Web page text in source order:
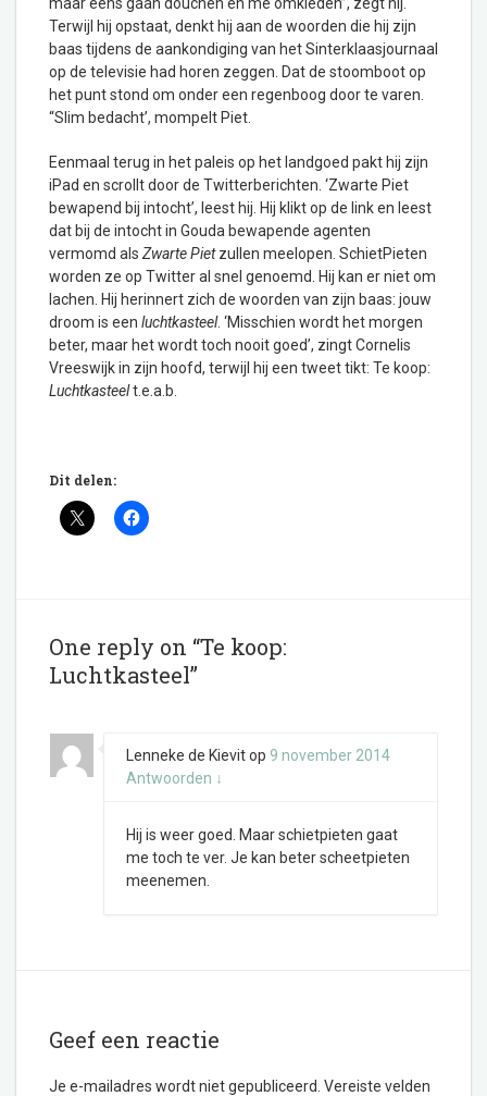
Terwijl hij opstaat, denkt hij aan de woorden die hij zijn
baas tijdens de aankondiging van het Sinterklaasjournaal
op de televisie had horen zeggen. Dat de stoomboot op
het punt stond om onder een regenboog door te varen.
“Slim bedacht’, mompelt Piet.
Eenmaal terug in het paleis op het landgoed pakt hij zijn
iPad en scrollt door de Twitterberichten. ‘Zwarte Piet
bewapend bij intocht’, leest hij. Hij klikt op de link en leest
dat bij de intocht in Gouda bewapende agenten
vermomd als Zwarte Pietzullen meelopen. SchietPieten
worden ze op Twitter al snel genoemd. Hij kan er niet om
lachen. Hij herinnert zich de woorden van zijn baas: jouw
droom is een luchtkasteel. ‘Misschien wordt het morgen
beter, maar het wordt toch nooit goed’, zingt Cornelis
Vreeswijk in zijn hoofd, terwijl hij een tweet tikt: Te koop:
Luchtkasteelt.e.a.b.
Dit delen:
One reply on “Te koop:
Luchtkasteel”
Lenneke de Kievitop 9 november 2014
Antwoorden ↓
Hij is weer goed. Maar schietpieten gaat
me toch te ver. Je kan beter scheetpieten
meenemen.
Geef een reactie
Je e-mailadres wordt niet gepubliceerd. Vereiste velden